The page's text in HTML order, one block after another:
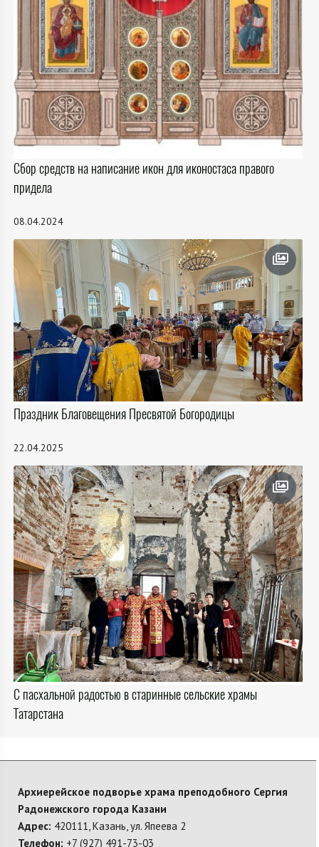
Сбор средств на написание икон для иконостаса правого
придела
08.04.2024
Праздник Благовещения Пресвятой Богородицы
22.04.2025
С пасхальной радостью в старинные сельские храмы
Татарстана
Архиерейское подворье храма преподобного Сергия
Радонежского города Казани
Адрес: 420111, Казань, ул. Япеева 2
Телефон: +7 (927) 491-73-03